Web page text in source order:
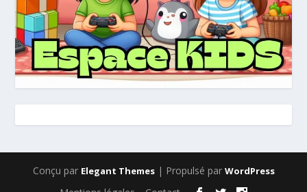
Conçu par Elegant Themes| Propulsé par WordPress